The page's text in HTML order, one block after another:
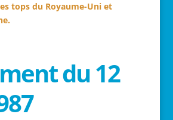
tops du Royaume-Uni et
du 12